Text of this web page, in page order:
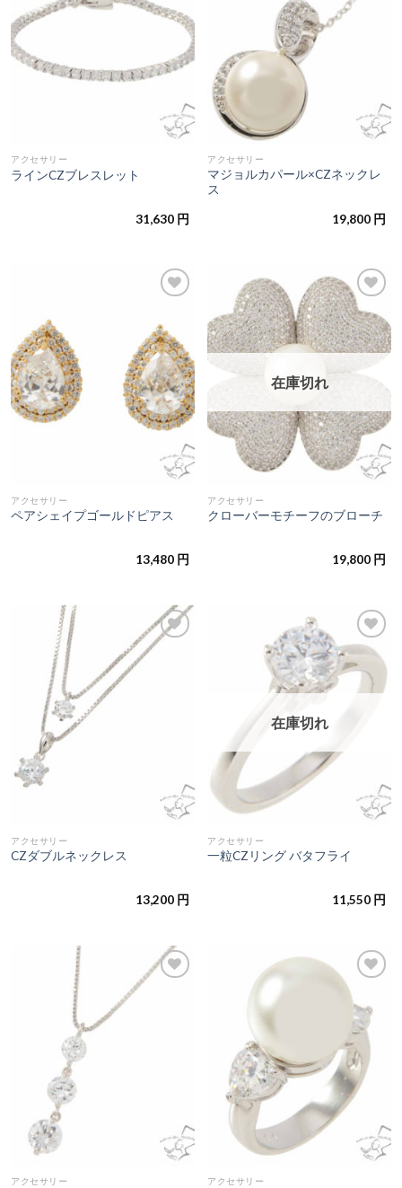
追加
アクセサリー
ラインCZブレスレット
31,630 円
アクセサリー
マジョルカパール×CZネックレ
ス
19,800 円
りに
追加
アクセサリー
ペアシェイプゴールドピアス
13,480 円
お気
に入
りに
追加
在庫切れ
アクセサリー
クローバーモチーフのブローチ
19,800 円
アクセサリー
CZダブルネックレス
13,200 円
お気
りに
追加
在庫切れ
アクセサリー
一粒CZリング バタフライ
11,550 円
アクセサリー
りに
追加
アクセサリー